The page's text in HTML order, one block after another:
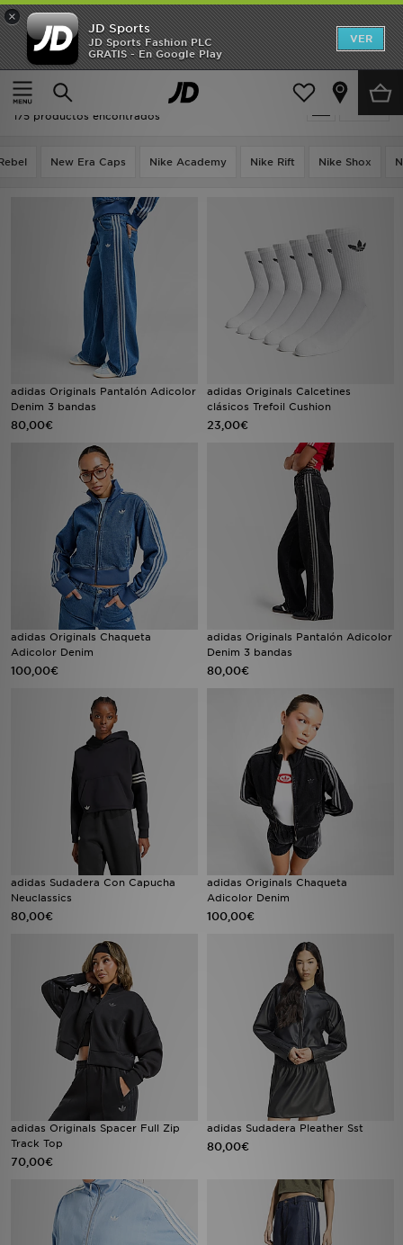
×
JD Sports
JD Sports Fashion PLC
GRATIS - En Google Play
VER
Página principal
Mujer
Mujer - Adidas Originals Adicolor
175 productos encontrados
New Era Caps Nike Academy Nike Rift Nike Shox
adidas Originals Pantalón Adicolor
Denim 3 bandas
80,00€
adidas Originals Calcetines
clásicos Trefoil Cushion
23,00€
adidas Originals Chaqueta
Adicolor Denim
100,00€
adidas Originals Pantalón Adicolor
Denim 3 bandas
80,00€
adidas Sudadera Con Capucha
Neuclassics
80,00€
adidas Originals Chaqueta
Adicolor Denim
100,00€
adidas Originals Spacer Full Zip
Track Top
70,00€
adidas Sudadera Pleather Sst
80,00€
Hombre
Mujer
Niños
Deportes & Fitness
TARJETA REGALO